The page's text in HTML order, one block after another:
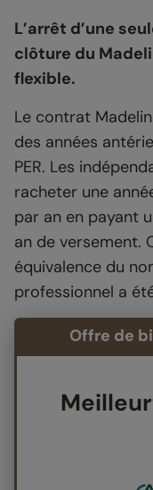
L’arrêt d’une
clôture du
flexible.
Le contrat
des années
PER. Les
racheter une
par an en payant
an de versement.
équivalence du
professionnel a
Offre de